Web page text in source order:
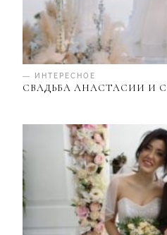
— ИНТЕРЕСНОЕ
СВАДЬБА АНАСТАСИИ И